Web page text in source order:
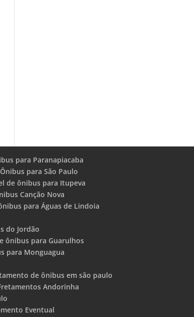
para Paranapiacaba
para São Paulo
de ônibus para Itupeva
Canção Nova
para Águas de Lindoia
do Jordão
ônibus para Guarulhos
para Monguagua
de ônibus em são paulo
Andorinha
Eventual